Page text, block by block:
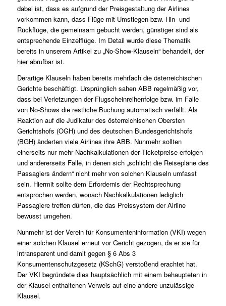
dabei ist, dass es aufgrund der Preisgestaltung der Airlines
vorkommen kann, dass Flüge mit Umstiegen bzw. Hin- und
Rückflüge, die gemeinsam gebucht werden, günstiger sind als
entsprechende Einzelflüge. Im Detail wurde diese Thematik
bereits in unserem Artikel zu „No-Show-Klauseln“ behandelt, der
hierabrufbar ist.
Derartige Klauseln haben bereits mehrfach die österreichischen
Gerichte beschäftigt. Ursprünglich sahen ABB regelmäßig vor,
dass bei Verletzungen der Flugscheinreihenfolge bzw. im Falle
von No-Shows die restliche Buchung automatisch verfällt. Als
Reaktion auf die Judikatur des österreichischen Obersten
Gerichtshofs (OGH) und des deutschen Bundesgerichtshofs
(BGH) änderten viele Airlines ihre ABB. Nunmehr sollten
einerseits nur mehr Nachkalkulationen der Ticketpreise erfolgen
und andererseits Fälle, in denen sich „schlicht die Reisepläne des
Passagiers ändern“ nicht mehr von solchen Klauseln umfasst
sein. Hiermit sollte dem Erfordernis der Rechtsprechung
entsprochen werden, wonach Nachkalkulationen lediglich
Passagiere treffen dürfen, die das Preissystem der Airline
bewusst umgehen.
Nunmehr ist der Verein für Konsumenteninformation (VKI) wegen
einer solchen Klausel erneut vor Gericht gezogen, da er sie für
intransparent und damit gegen § 6 Abs 3
Konsumentenschutzgesetz (KSchG) verstoßend erachtet hat.
Der VKI begründete dies hauptsächlich mit einem behaupteten in
der Klausel enthaltenen Verweis auf eine andere unzulässige
Klausel.